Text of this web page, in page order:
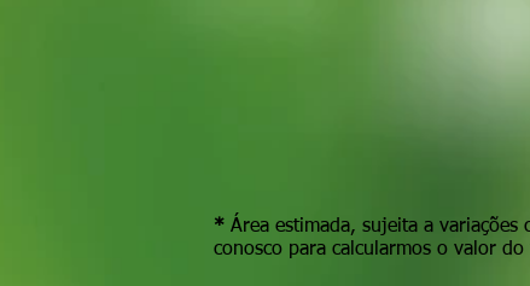
* Área estimada, sujeita a
conosco para calcularmos o valor do